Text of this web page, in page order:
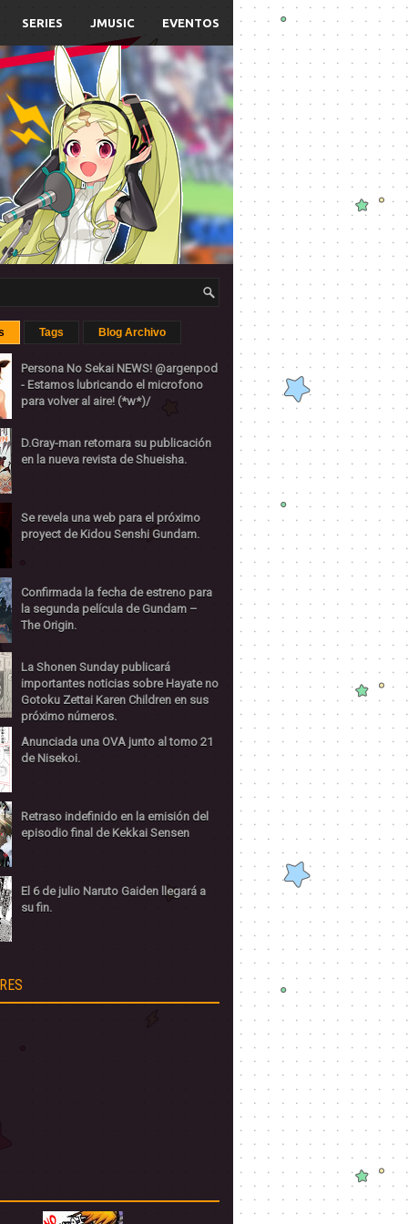
SERIES JMUSIC EVENTOS
Tags Blog Archivo
Persona No Sekai NEWS! @argenpod
- Estamos lubricando el microfono
para volver al aire! (*w*)/
D.Gray-man retomara su publicación
en la nueva revista de Shueisha.
Se revela una web para el próximo
proyect de Kidou Senshi Gundam.
Confirmada la fecha de estreno para
la segunda película de Gundam –
The Origin.
La Shonen Sunday publicará
importantes noticias sobre Hayate no
Gotoku Zettai Karen Children en sus
próximo números.
Anunciada una OVA junto al tomo 21
de Nisekoi.
Retraso indefinido en la emisión del
episodio final de Kekkai Sensen
El 6 de julio Naruto Gaiden llegará a
su fin.